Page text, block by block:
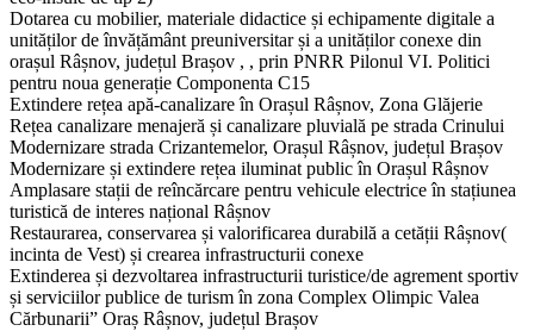
Dotarea cu mobilier, materiale didactice și echipamente digitale a
unităților de învățământ preuniversitar și a unităților conexe din
orașul Râșnov, județul Brașov , , prin PNRR Pilonul VI. Politici
pentru noua generație Componenta C15
Extindere rețea apă-canalizare în Orașul Râșnov, Zona Glăjerie
Rețea canalizare menajeră și canalizare pluvială pe strada Crinului
Modernizare strada Crizantemelor, Orașul Râșnov, județul Brașov
Modernizare și extindere rețea iluminat public în Orașul Râșnov
Amplasare stații de reîncărcare pentru vehicule electrice în stațiunea
turistică de interes național Râșnov
Restaurarea, conservarea și valorificarea durabilă a cetății Râșnov(
incinta de Vest) și crearea infrastructurii conexe
Extinderea și dezvoltarea infrastructurii turistice/de agrement sportiv
și serviciilor publice de turism în zona Complex Olimpic Valea
Cărbunarii” Oraș Râșnov, județul Brașov